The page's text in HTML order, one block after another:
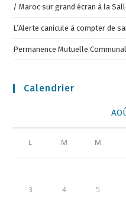
/ Maroc sur grand écran à la
L’Alerte canicule à compter de
Permanence Mutuelle
Calendrier
L M M
3 4 5